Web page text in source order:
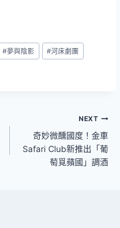
#夢與陰影 #河床劇團
NEXT
奇妙微醺國度！金車
Safari Club新推出「葡
萄覓蘋國」調酒